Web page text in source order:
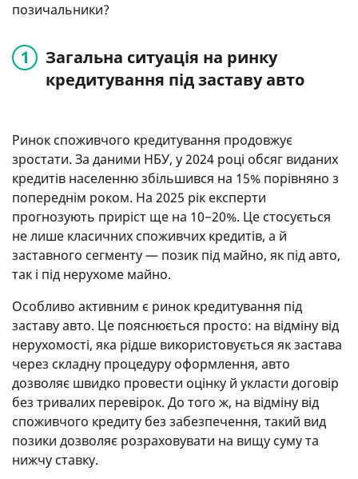
позичальники?
Загальна ситуація на ринку
кредитування під заставу авто
Ринок споживчого кредитування продовжує
зростати. За даними НБУ, у 2024 році обсяг виданих
кредитів населенню збільшився на 15% порівняно з
попереднім роком. На 2025 рік експерти
прогнозують приріст ще на 10−20%. Це стосується
не лише класичних споживчих кредитів, а й
заставного сегменту — позик під майно, як під авто,
так і під нерухоме майно.
Особливо активним є ринок кредитування під
заставу авто. Це пояснюється просто: на відміну від
нерухомості, яка рідше використовується як застава
через складну процедуру оформлення, авто
дозволяє швидко провести оцінку й укласти договір
без тривалих перевірок. До того ж, на відміну від
споживчого кредиту без забезпечення, такий вид
позики дозволяє розраховувати на вищу суму та
нижчу ставку.